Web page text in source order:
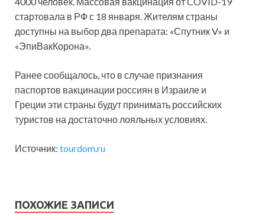
стартовала в РФ с 18 января. Жителям страны
доступны на выбор два препарата: «Спутник V» и
«ЭпиВакКорона».
Ранее сообщалось, что в случае признания
паспортов вакцинации россиян в Израиле и
Греции эти страны будут принимать российских
туристов на достаточно лояльных условиях.
Источник: tourdom.ru
ПОХОЖИЕ ЗАПИСИ